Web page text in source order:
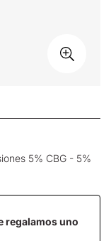
5% CBG - 5%
regalamos uno